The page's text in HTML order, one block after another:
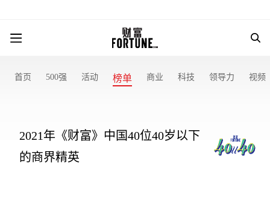
首页 500强 活动 榜单 商业 科技 领导力 视频
2021年《财富》中国40位40岁以下
的商界精英